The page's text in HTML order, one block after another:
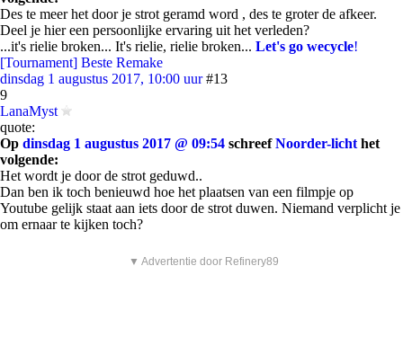
Des te meer het door je strot geramd word , des te groter de afkeer.
Deel je hier een persoonlijke ervaring uit het verleden?
...it's rielie broken... It's rielie, rielie broken... Let's go wecycle!
[Tournament] Beste Remake
dinsdag 1 augustus 2017, 10:00 uur #13
9
LanaMyst
quote:
Op dinsdag 1 augustus 2017 @ 09:54 schreefNoorder-licht het
volgende:
Het wordt je door de strot geduwd..
Dan ben ik toch benieuwd hoe het plaatsen van een filmpje op
Youtube gelijk staat aan iets door de strot duwen. Niemand verplicht je
om ernaar te kijken toch?
▼ Advertentie door Refinery89